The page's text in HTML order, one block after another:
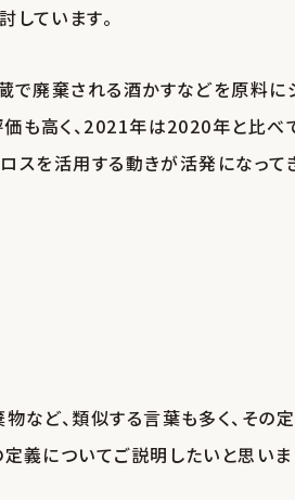
ています。
で廃棄される酒かすなどを原料に
も高く、2021年は2020年と比べ
スを活用する動きが活発になって
など、類似する言葉も多く、その
義についてご説明したいと思いま